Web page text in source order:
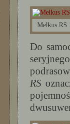
Melkus RS
Do
RS